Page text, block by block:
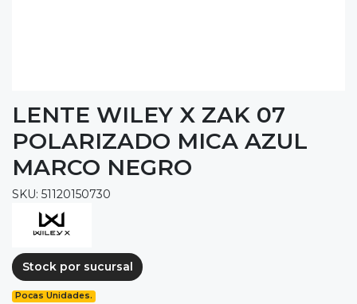
LENTE WILEY X ZAK 07
POLARIZADO MICA AZUL
MARCO NEGRO
SKU: 51120150730
Stock por sucursal
Pocas Unidades.